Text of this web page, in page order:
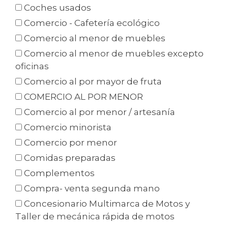
Coches usados
Comercio - Cafetería ecológico
Comercio al menor de muebles
Comercio al menor de muebles excepto
oficinas
Comercio al por mayor de fruta
COMERCIO AL POR MENOR
Comercio al por menor / artesanía
Comercio minorista
Comercio por menor
Comidas preparadas
Complementos
Compra- venta segunda mano
Concesionario Multimarca de Motos y
Taller de mecánica rápida de motos